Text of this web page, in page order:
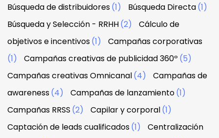
Búsqueda de distribuidores(1) Búsqueda Directa(1)
Búsqueda y Selección - RRHH(2)
Cálculo de
objetivos e incentivos(1)
Campañas corporativas
(1)
Campañas creativas de publicidad 360º (5)
Campañas creativas Omnicanal(4)
Campañas de
awareness(4) Campañas de lanzamiento(1)
Campañas RRSS (2) Capilar y corporal(1)
Captación de leads cualificados(1)
Centralización